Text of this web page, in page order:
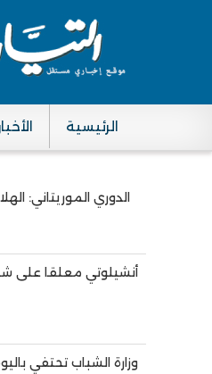
Main navigation
الرئيسية الأخبار
الدوري الموريتاني:
أنشيلوتي معلقا على
وزارة الشباب تحتفي
Pagination